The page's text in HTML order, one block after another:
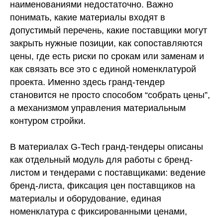
наименованиями недостаточно. Важно
понимать, какие материалы входят в
допустимый перечень, какие поставщики могут
закрыть нужные позиции, как сопоставляются
цены, где есть риски по срокам или заменам и
как связать все это с единой номенклатурой
проекта. Именно здесь гранд-тендер
становится не просто способом “собрать цены”,
а механизмом управления материальным
контуром стройки.
В материалах G-Tech гранд-тендеры описаны
как отдельный модуль для работы с бренд-
листом и тендерами с поставщиками: ведение
бренд-листа, фиксация цен поставщиков на
материалы и оборудование, единая
номенклатура с фиксированными ценами,